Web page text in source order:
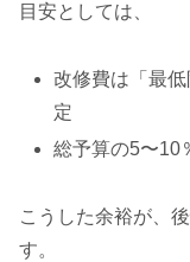
目安としては、
改修費は「最
定
総予算の5〜10
こうした余裕が、
す。